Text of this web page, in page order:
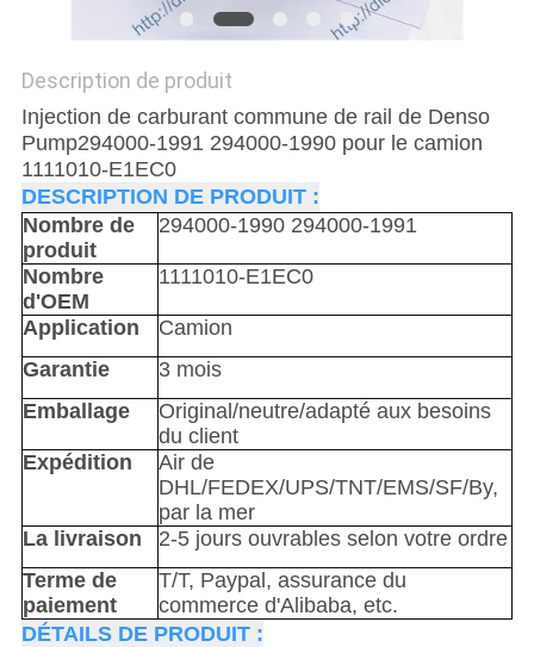
Description de produit
Injection de carburant commune de rail de Denso
Pump294000-1991 294000-1990 pour le camion
1111010-E1EC0
DESCRIPTION DE PRODUIT :
Nombre de
produit
294000-1990 294000-1991
Nombre
d'OEM
1111010-E1EC0
Application
Camion
Garantie
3 mois
Emballage
Original/neutre/adapté aux besoins
du client
Expédition
Air de
DHL/FEDEX/UPS/TNT/EMS/SF/By,
par la mer
La livraison
2-5 jours ouvrables selon votre ordre
Terme de
paiement
T/T, Paypal, assurance du
commerce d'Alibaba, etc.
DÉTAILS DE PRODUIT :